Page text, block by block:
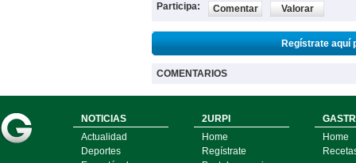
Participa: Comentar Valorar
Regístrate aquí
COMENTARIOS
NOTICIAS
Actualidad
Deportes
2URPI
Home
Regístrate
Home